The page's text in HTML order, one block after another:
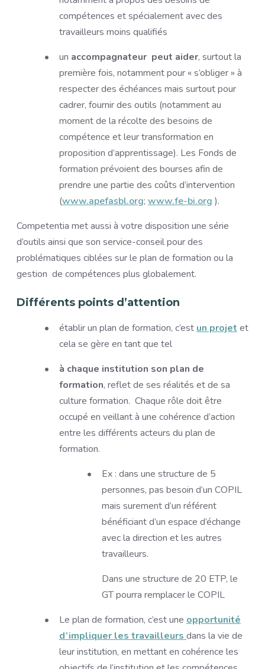
compétences et spécialement avec des
travailleurs moins qualifiés
un accompagnateur peut aider, surtout la
première fois, notamment pour « s’obliger » à
respecter des échéances mais surtout pour
cadrer, fournir des outils (notamment au
moment de la récolte des besoins de
compétence et leur transformation en
proposition d’apprentissage). Les Fonds de
formation prévoient des bourses afin de
prendre une partie des coûts d’intervention
(www.apefasbl.org; www.fe-bi.org ).
Competentia met aussi à votre disposition une série
d’outils ainsi que son service-conseil pour des
problématiques ciblées sur le plan de formation ou la
gestion de compétences plus globalement.
Différents points d’attention
établir un plan de formation, c’est un projet et
cela se gère en tant que tel
à chaque institution son plan de
formation, reflet de ses réalités et de sa
culture formation. Chaque rôle doit être
occupé en veillant à une cohérence d’action
entre les différents acteurs du plan de
formation.
Ex : dans une structure de 5
personnes, pas besoin d’un COPIL
mais surement d’un référent
bénéficiant d’un espace d’échange
avec la direction et les autres
travailleurs.
Dans une structure de 20 ETP, le
GT pourra remplacer le COPIL
Le plan de formation, c’est une opportunité
d’impliquer les travailleurs dans la vie de
leur institution, en mettant en cohérence les